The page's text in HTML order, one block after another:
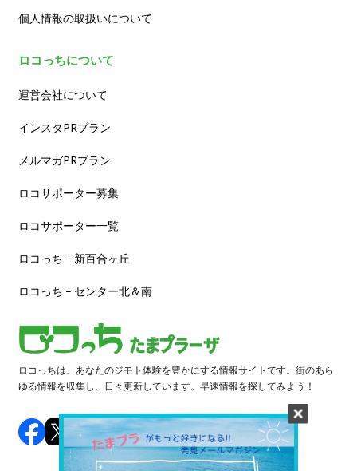
個人情報の取扱いについて
ロコっちについて
運営会社について
インスタPRプラン
メルマガPRプラン
ロコサポーター募集
ロコサポーター一覧
ロコっち – 新百合ヶ丘
ロコっち – センター北＆南
ロコっちは、あなたのジモト体験を豊かにする情報サイトです。街のあら
ゆる情報を収集し、日々更新しています。早速情報を探してみよう！
©️ 2024 LOCOTCH. All Rights Reserved.